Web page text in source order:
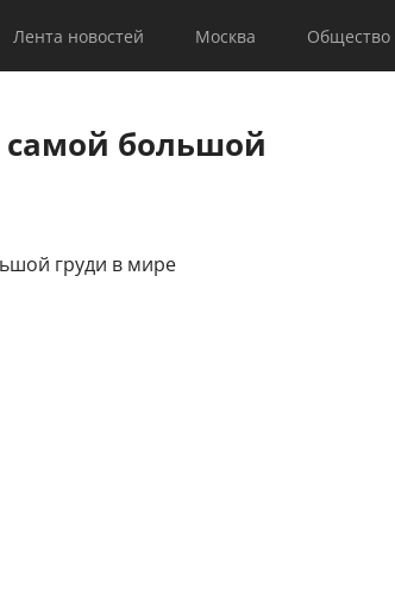
Лента новостей Москва Общество
самой большой